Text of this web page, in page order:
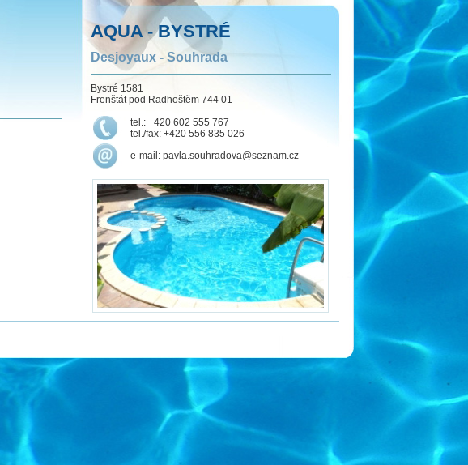
AQUA - BYSTRÉ
Desjoyaux - Souhrada
Bystré 1581
Frenštát pod Radhoštěm 744 01
tel.: +420 602 555 767
tel./fax: +420 556 835 026
e-mail: pavla.souhradova@seznam.cz